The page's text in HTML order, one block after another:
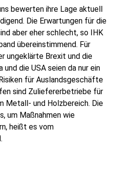
bewerten ihre Lage aktuell
Die Erwartungen für die
aber eher schlecht, so IHK
übereinstimmend. Für
ungeklärte Brexit und die
und die USA seien da nur ein
für Auslandsgeschäfte
sind Zuliefererbetriebe für
Metall- und Holzbereich. Die
um Maßnahmen wie
heißt es vom